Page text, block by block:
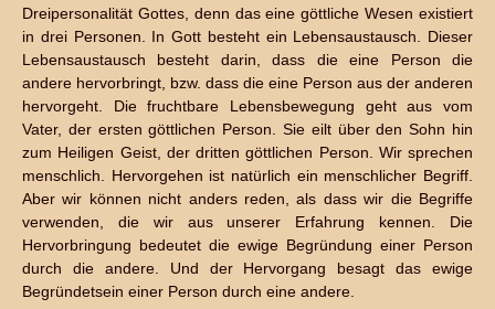
Dreipersonalität Gottes, denn das eine göttliche Wesen existiert
in drei Personen. In Gott besteht ein Lebensaustausch. Dieser
Lebensaustausch besteht darin, dass die eine Person die
andere hervorbringt, bzw. dass die eine Person aus der anderen
hervorgeht. Die fruchtbare Lebensbewegung geht aus vom
Vater, der ersten göttlichen Person. Sie eilt über den Sohn hin
zum Heiligen Geist, der dritten göttlichen Person. Wir sprechen
menschlich. Hervorgehen ist natürlich ein menschlicher Begriff.
Aber wir können nicht anders reden, als dass wir die Begriffe
verwenden, die wir aus unserer Erfahrung kennen. Die
Hervorbringung bedeutet die ewige Begründung einer Person
durch die andere. Und der Hervorgang besagt das ewige
Begründetsein einer Person durch eine andere.